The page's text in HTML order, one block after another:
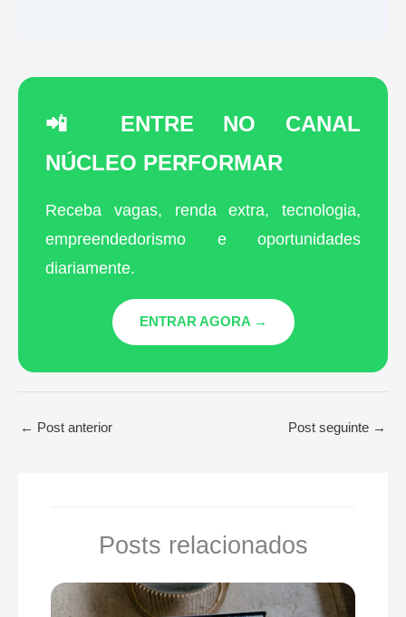
📲 ENTRE NO CANAL
NÚCLEO PERFORMAR
Receba vagas, renda extra, tecnologia,
empreendedorismo e oportunidades
diariamente.
ENTRAR AGORA →
← Post anterior Post seguinte →
Posts relacionados